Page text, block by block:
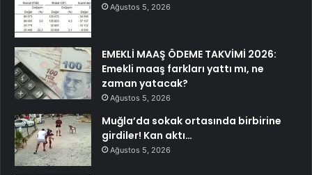
Ağustos 5, 2026
EMEKLİ MAAŞ ÖDEME TAKVİMİ 2026:
Emekli maaş farkları yattı mı, ne
zaman yatacak?
Ağustos 5, 2026
Muğla’da sokak ortasında birbirine
girdiler! Kan aktı…
Ağustos 5, 2026